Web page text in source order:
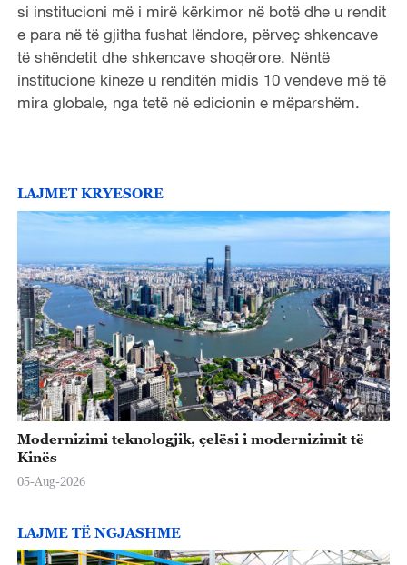
si institucioni më i mirë kërkimor në botë dhe u rendit
e para në të gjitha fushat lëndore, përveç shkencave
të shëndetit dhe shkencave shoqërore. Nëntë
institucione kineze u renditën midis 10 vendeve më të
mira globale, nga tetë në edicionin e mëparshëm.
LAJMET KRYESORE
Modernizimi teknologjik, çelësi i modernizimit të
Kinës
05-Aug-2026
LAJME TË NGJASHME